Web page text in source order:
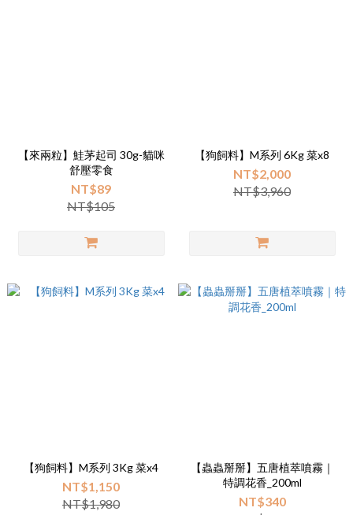
【來兩粒】鮭茅起司 30g-貓咪
舒壓零食
NT$89
NT$105
【狗飼料】M系列 6Kg 菜x8
NT$2,000
NT$3,960
【狗飼料】M系列 3Kg 菜x4
NT$1,150
NT$1,980
【蟲蟲掰掰】五唐植萃噴霧｜
特調花香_200ml
NT$340